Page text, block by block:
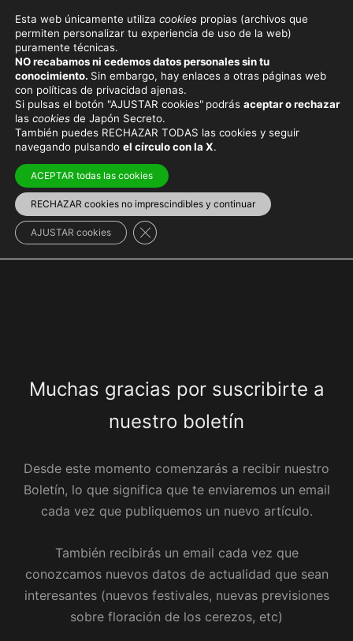
Muchas gracias por suscribirte a
nuestro boletín
Desde este momento comenzarás a recibir nuestro
Boletín, lo que significa que te enviaremos un email
cada vez que publiquemos un nuevo artículo.
También recibirás un email cada vez que
conozcamos nuevos datos de actualidad que sean
interesantes (nuevos festivales, nuevas previsiones
sobre floración de los cerezos, etc)
Esta web únicamente utiliza cookies propias (archivos que
permiten personalizar tu experiencia de uso de la web)
puramente técnicas.
NO recabamos ni cedemos datos personales sin tu
conocimiento. Sin embargo, hay enlaces a otras páginas web
con políticas de privacidad ajenas.
Si pulsas el botón "AJUSTAR cookies" podrás aceptar o rechazar
las cookies de Japón Secreto.
También puedes RECHAZAR TODAS las cookies y seguir
navegando pulsando el círculo con la X.
ACEPTAR todas las cookies
RECHAZAR cookies no imprescindibles y continuar
AJUSTAR cookies Cerrar el banner de cookies RGPD